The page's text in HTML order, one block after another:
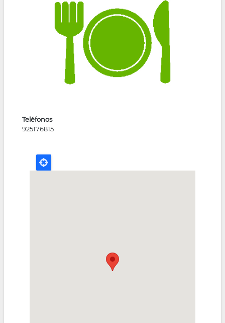
navegación
Teléfonos
925176815